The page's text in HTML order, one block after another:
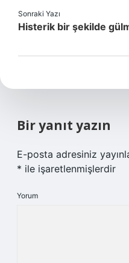
Sonraki Yazı
Histerik bir şekilde
Bir yanıt yazın
E-posta adresiniz
* ile işaretlenmişlerdir
Yorum